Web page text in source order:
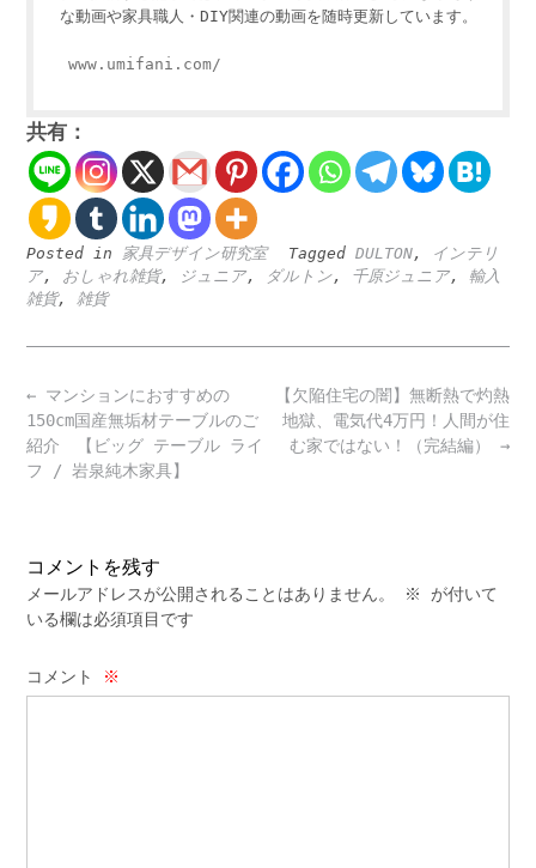
な動画や家具職人・DIY関連の動画を随時更新しています。
www.umifani.com/
共有：
Posted in 家具デザイン研究室 Tagged DULTON,
インテリ
ア, おしゃれ雑貨, ジュニア, ダルトン, 千原ジュニア, 輸入
雑貨, 雑貨
Post
navigation
【欠陥住宅の闇】無断熱で灼熱
地獄、電気代4万円！人間が住
む家ではない！（完結編） →
← マンションにおすすめの
150cm国産無垢材テーブルのご
紹介 【ビッグ テーブル ライ
フ / 岩泉純木家具】
コメントを残す
メールアドレスが公開されることはありません。 ※
が付いて
いる欄は必須項目です
コメント ※